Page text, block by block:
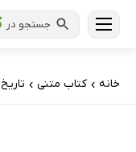
جستجو در
خانه › کتاب‌ متنی › تاریخ